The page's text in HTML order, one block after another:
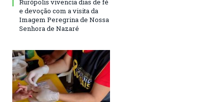
Rurópolis vivencia dias de fé
e devoção com a visita da
Imagem Peregrina de Nossa
Senhora de Nazaré